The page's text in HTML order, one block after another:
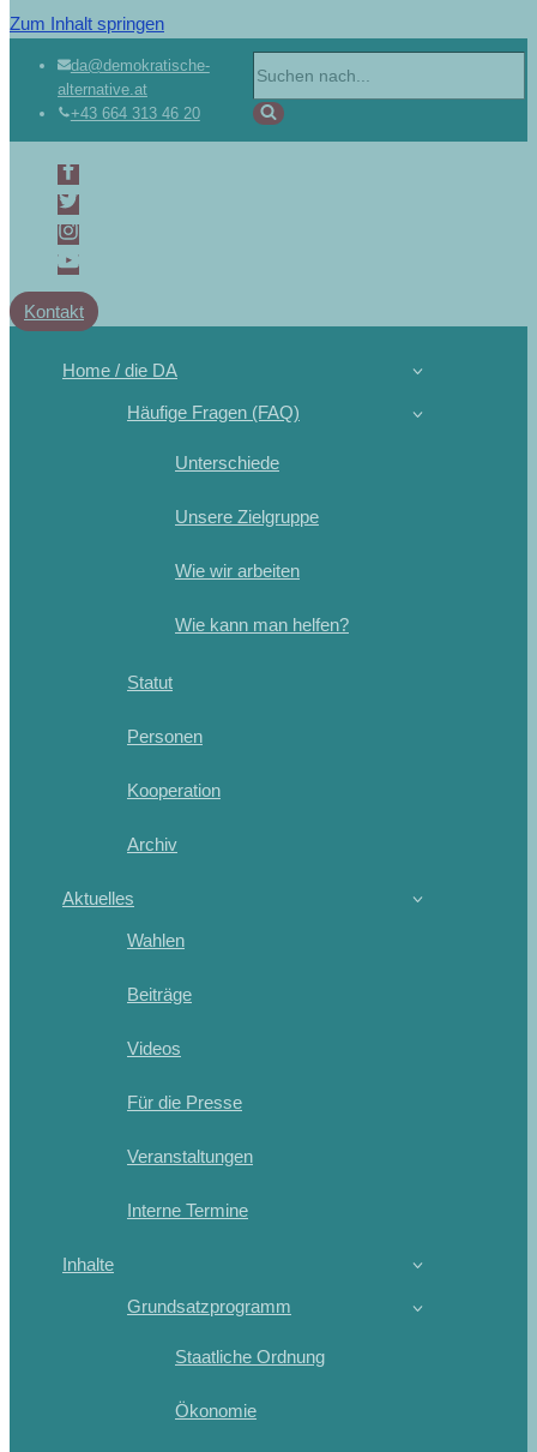
Zum Inhalt springen
da@demokratische-
alternative.at
+43 664 313 46 20
Kontakt
Home / die DA
Häufige Fragen (FAQ)
Unterschiede
Unsere Zielgruppe
Wie wir arbeiten
Wie kann man helfen?
Statut
Personen
Kooperation
Archiv
Aktuelles
Wahlen
Beiträge
Videos
Für die Presse
Veranstaltungen
Interne Termine
Inhalte
Grundsatzprogramm
Staatliche Ordnung
Ökonomie